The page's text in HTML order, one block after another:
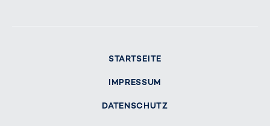
STARTSEITE
IMPRESSUM
DATENSCHUTZ